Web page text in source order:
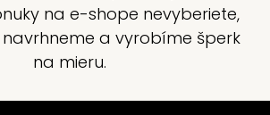
na e-shope nevyberiete,
a vyrobíme šperk
na mieru.